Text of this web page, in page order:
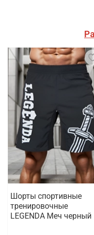
Шорты спортивные
тренировочные
LEGENDA Меч черный